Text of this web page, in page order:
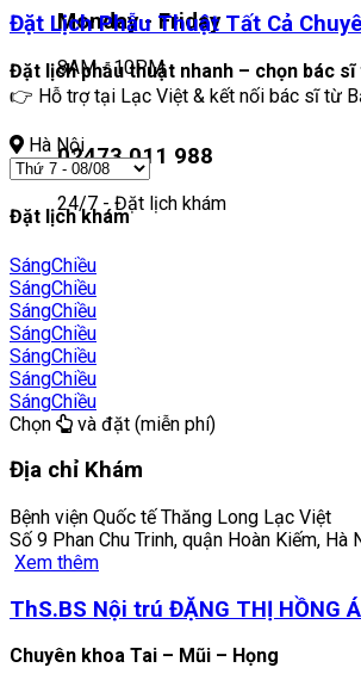
Monday - Friday
8AM - 10PM
02473 011 988
24/7 - Đặt lịch khám
Đặt Lịch Phẫu Thuật Tất Cả
Đặt lịch phẫu thuật nhanh – chọn bác
👉 Hỗ trợ tại Lạc Việt & kết nối bác sĩ từ
Hà Nội
Đặt lịch khám
SángChiều
SángChiều
SángChiều
SángChiều
SángChiều
SángChiều
SángChiều
Chọn
và đặt (miễn phí)
Địa chỉ Khám
Bệnh viện Quốc tế Thăng Long Lạc Việt
Số 9 Phan Chu Trinh, quận Hoàn Kiếm, Hà
Xem thêm
ThS.BS Nội trú ĐẶNG THỊ HỒNG
Chuyên khoa Tai – Mũi – Họng